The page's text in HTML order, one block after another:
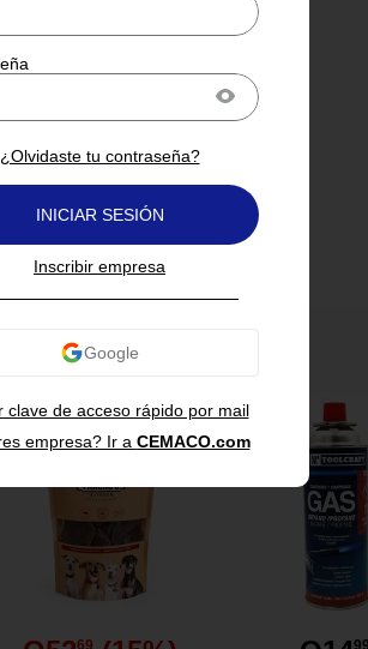
clave de acceso rápido por mail
¿Olvidaste tu contraseña?
INICIAR SESIÓN
Inscribir empresa
empresa? Ir a CEMACO.com
es
de
o el tipo
trabajar
en
de
mayor
que
a
casa,
para
en
te puede interesar
69